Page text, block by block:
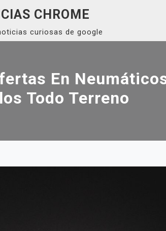
CHROME
curiosas de google
En
Todo Terreno